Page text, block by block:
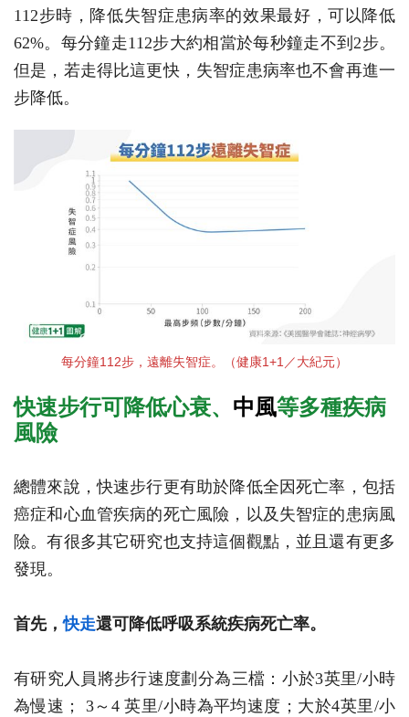
112步時，降低失智症患病率的效果最好，可以降低
62%。每分鐘走112步大約相當於每秒鐘走不到2步。
但是，若走得比這更快，失智症患病率也不會再進一
步降低。
每分鐘112步，遠離失智症。（健康1+1／大紀元）
快速步行可降低心衰、 中風等多種疾病
風險
總體來說，快速步行更有助於降低全因死亡率，包括
癌症和心血管疾病的死亡風險，以及失智症的患病風
險。有很多其它研究也支持這個觀點，並且還有更多
發現。
首先，快走還可降低呼吸系統疾病死亡率。
有研究人員將步行速度劃分為三檔：小於3英里/小時
為慢速； 3～4 英里/小時為平均速度；大於4英里/小